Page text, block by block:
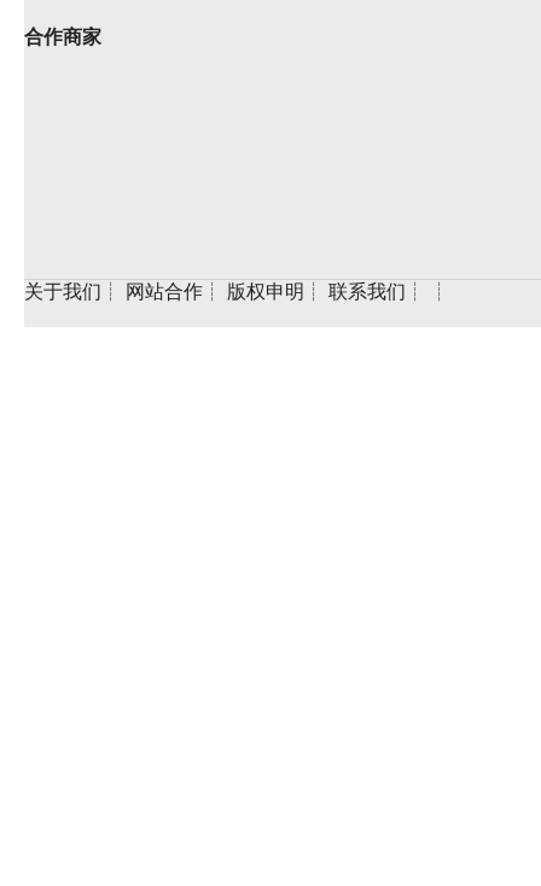
合作商家
关于我们 ┊ 网站合作 ┊ 版权申明 ┊ 联系我们 ┊ ┊